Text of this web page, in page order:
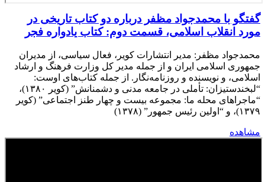
گفتگو با محمدجواد مظفر درباره دو کتاب تاریخی در
مورد انقلاب اسلامی، قسمت دوم: کتاب یادواره فجر
محمدجواد مظفر: مدیر انتشارات کویر، فعال سیاسی، از مدیران
جمهوری اسلامی ایران و از جمله مدیر کل وزارت فرهنگ و ارشاد
اسلامی، و نویسنده و روزنامه‌نگار. از جمله کتاب‌های اوست:
“لبخندستیزان: تأملی در جامعه مدنی و دشمنانش” (کویر ۱۳۸۰)،
“ماجراهای محله ما: مجموعه بیست و چهار طنز اجتماعی” (کویر
۱۳۷۹)، و “اولین رئیس جمهور” (۱۳۷۸)
مشاهده